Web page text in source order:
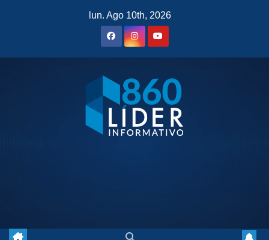
lun. Ago 10th, 2026